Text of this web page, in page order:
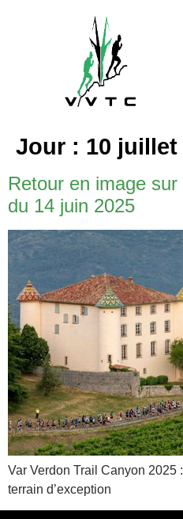
Jour : 10 juillet
Retour en image
du 14 juin 2025
Var Verdon Trail Canyon 2025
terrain d’exception